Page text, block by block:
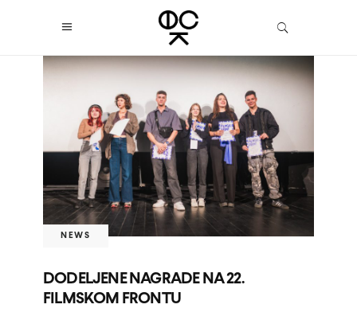
NEWS
DODELJENE NAGRADE NA 22.
FILMSKOM FRONTU